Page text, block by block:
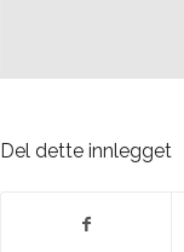
Del dette innlegget